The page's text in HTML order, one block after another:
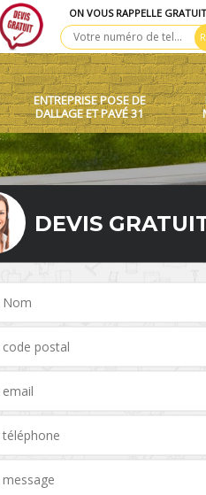
ON VOUS RAPPELLE
ENTREPRISE POSE DE
DALLAGE ET PAVÉ 31
Création de murets et
murs 31
DEVIS